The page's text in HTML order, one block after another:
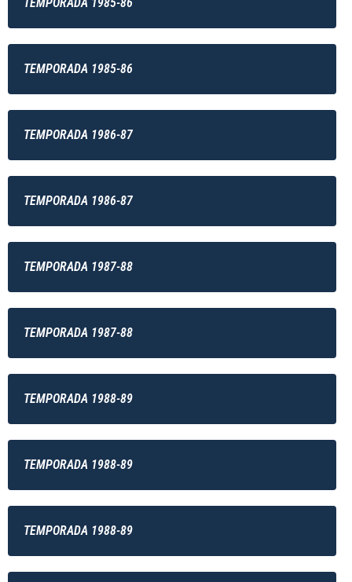
TEMPORADA 1985-86
TEMPORADA 1986-87
TEMPORADA 1986-87
TEMPORADA 1987-88
TEMPORADA 1987-88
TEMPORADA 1988-89
TEMPORADA 1988-89
TEMPORADA 1988-89